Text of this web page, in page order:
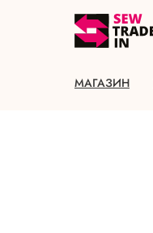
МАГАЗИН